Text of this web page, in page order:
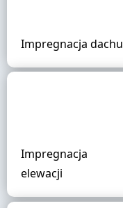
Impregnacja dachu
Impregnacja
elewacji